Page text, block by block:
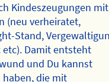
Kindeszeugungen mit
(neu verheiratet,
Stand,
Damit entsteht
und Du kannst
die mit